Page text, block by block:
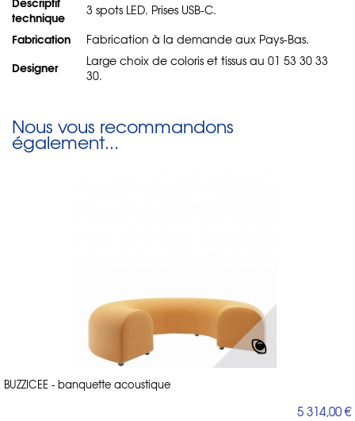
technique
3 spots LED. Prises USB-C.
Fabrication Fabrication à la demande aux Pays-Bas.
Designer
Large choix de coloris et tissus au 01 53 30 33
30.
Nous vous recommandons
également...
BUZZICEE - banquette acoustique
5 314,00 €